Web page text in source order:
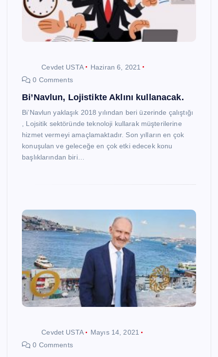
Cevdet USTA
Haziran 6, 2021
0 Comments
Bi’Navlun, Lojistikte Aklını kullanacak.
Bi’Navlun yaklaşık 2018 yılından beri üzerinde çalıştığı
, Lojsitik sektöründe teknoloji kullarak müşterilerine
hizmet vermeyi amaçlamaktadır. Son yılların en çok
konuşulan ve geleceğe en çok etki edecek konu
başlıklarından biri…
Cevdet USTA
Mayıs 14, 2021
0 Comments